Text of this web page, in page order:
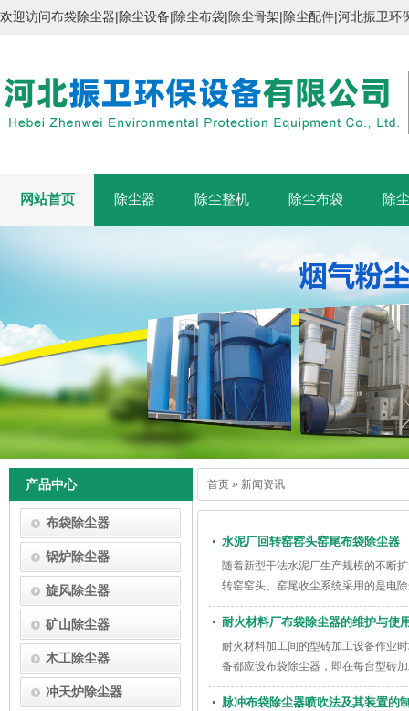
欢迎访问布袋除尘器|除尘设备|除尘布袋|除尘骨架|除尘配件|河北振卫
网站首页 除尘器 除尘整机 除尘布袋 除
产品中心
布袋除尘器
锅炉除尘器
旋风除尘器
矿山除尘器
木工除尘器
冲天炉除尘器
首页 » 新闻资讯
水泥厂回转窑窑头窑尾布袋除尘器
随着新型干法水泥厂生产规模的不断
转窑窑头、窑尾收尘系统采用的是电
耐火材料厂布袋除尘器的维护与使
耐火材料加工间的型砖加工设备作业
备都应设布袋除尘器，即在每台型砖
脉冲布袋除尘器喷吹法及其装置的